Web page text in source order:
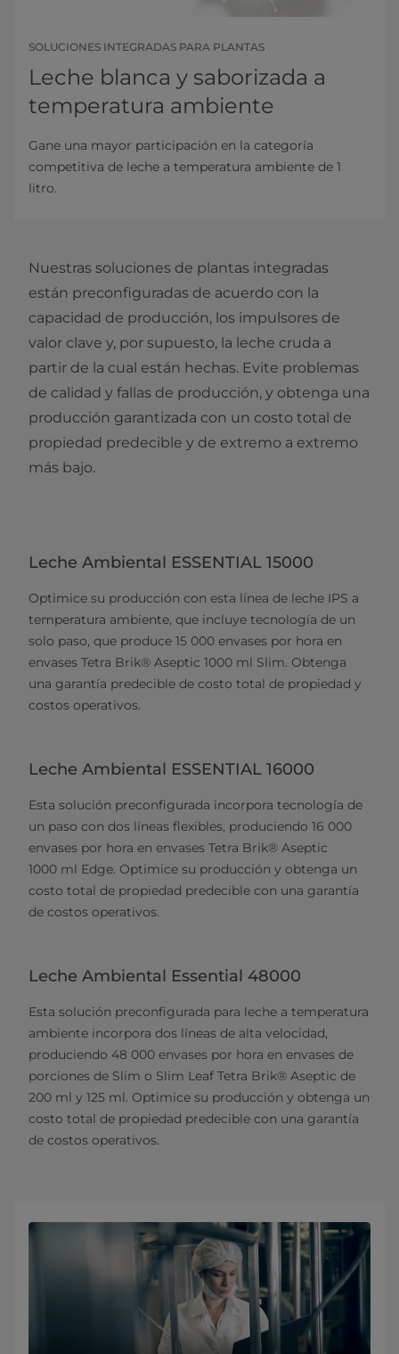
SOLUCIONES INTEGRADAS PARA PLANTAS
Leche blanca y saborizada a
temperatura ambiente
Gane una mayor participación en la categoría
competitiva de leche a temperatura ambiente de 1
litro.
Nuestras soluciones de plantas integradas
están preconfiguradas de acuerdo con la
capacidad de producción, los impulsores de
valor clave y, por supuesto, la leche cruda a
partir de la cual están hechas. Evite problemas
de calidad y fallas de producción, y obtenga una
producción garantizada con un costo total de
propiedad predecible y de extremo a extremo
más bajo.
Leche Ambiental ESSENTIAL 15000
Optimice su producción con esta línea de leche IPS a
temperatura ambiente, que incluye tecnología de un
solo paso, que produce 15 000 envases por hora en
envases Tetra Brik® Aseptic 1000 ml Slim. Obtenga
una garantía predecible de costo total de propiedad y
costos operativos.
Leche Ambiental ESSENTIAL 16000
Esta solución preconfigurada incorpora tecnología de
un paso con dos líneas flexibles, produciendo 16 000
envases por hora en envases Tetra Brik® Aseptic
1000 ml Edge. Optimice su producción y obtenga un
costo total de propiedad predecible con una garantía
de costos operativos.
Leche Ambiental Essential 48000
Esta solución preconfigurada para leche a temperatura
ambiente incorpora dos líneas de alta velocidad,
produciendo 48 000 envases por hora en envases de
porciones de Slim o Slim Leaf Tetra Brik® Aseptic de
200 ml y 125 ml. Optimice su producción y obtenga un
costo total de propiedad predecible con una garantía
de costos operativos.